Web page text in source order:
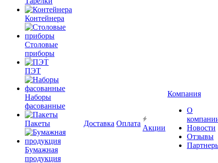
Контейнера
Столовые
приборы
ПЭТ
Наборы
фасованные
Пакеты
Бумажная
продукция
Доставка Оплата
Акции
Компания
О
Новости
Отзывы